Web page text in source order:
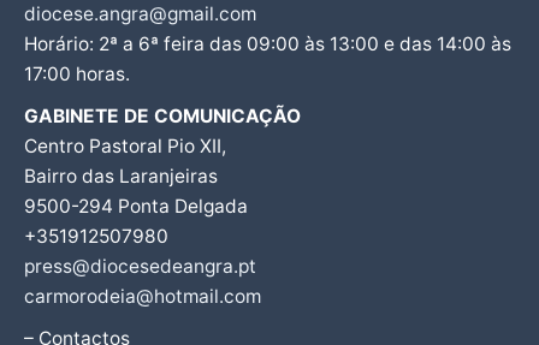
diocese.angra@gmail.com
Horário: 2ª a 6ª feira das 09:00 às 13:00 e das 14:00 às
17:00 horas.
GABINETE DE COMUNICAÇÃO
Centro Pastoral Pio XII,
Bairro das Laranjeiras
9500-294 Ponta Delgada
+351912507980
press@diocesedeangra.pt
carmorodeia@hotmail.com
– Contactos